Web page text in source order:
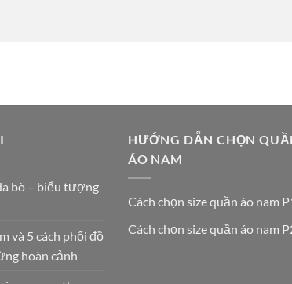
bò – biểu tượng
và 5 cách phối đồ
hoàn cảnh
HƯỚNG DẪN CHỌN
ÁO NAM
Cách chọn size quần áo nam
Cách chọn size quần áo nam